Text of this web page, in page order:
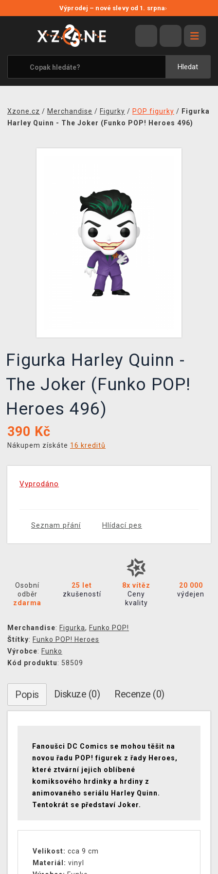
Výprodej – nové slevy od 1. srpna›
Hledat
VÝPRODEJ
VIDEOHRY
XZONE ORIGINALS
TÉMATIKY
MERCHANDISE
TCG & BOARDGAME HUB
Xzone.cz / Merchandise / Figurky / POP figurky / Figurka
Harley Quinn - The Joker (Funko POP! Heroes 496)
Figurka Harley Quinn -
The Joker (Funko POP!
Heroes 496)
390 Kč
Nákupem získáte 16 kreditů
Vyprodáno
Seznam přání Hlídací pes
Osobní
odběr
zdarma
25 let
zkušeností
8x vítěz
Ceny
kvality
20 000
výdejen
Merchandise: Figurka, Funko POP!
Štítky: Funko POP! Heroes
Výrobce: Funko
Kód produktu: 58509
Popis Diskuze (0) Recenze (0)
Fanoušci DC Comics se mohou těšit na
novou řadu POP! figurek z řady Heroes,
které ztvární jejich oblíbené
komiksového hrdinky a hrdiny z
animovaného seriálu Harley Quinn.
Tentokrát se představí Joker.
Velikost: cca 9 cm
Materiál: vinyl